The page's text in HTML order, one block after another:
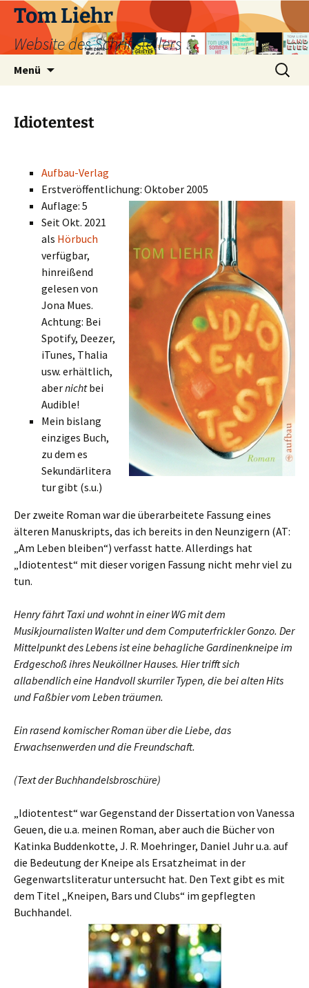
Zum
Inhalt
springen
Tom Liehr
Website des Schriftstellers
Menü
Suchen
nach:
Idiotentest
Aufbau-Verlag
Erstveröffentlichung: Oktober 2005
Auflage: 5
Seit Okt. 2021
als Hörbuch
verfügbar,
hinreißend
gelesen von
Jona Mues.
Achtung: Bei
Spotify, Deezer,
iTunes, Thalia
usw. erhältlich,
abernichtbei
Audible!
Mein bislang
einziges Buch,
zu dem es
Sekundärlitera
tur gibt (s.u.)
Der zweite Roman war die überarbeitete Fassung eines
älteren Manuskripts, das ich bereits in den Neunzigern (AT:
„Am Leben bleiben“) verfasst hatte. Allerdings hat
„Idiotentest“ mit dieser vorigen Fassung nicht mehr viel zu
tun.
Henry fährt Taxi und wohnt in einer WG mit dem
Musikjournalisten Walter und dem Computerfrickler Gonzo. Der
Mittelpunkt des Lebens ist eine behagliche Gardinenkneipe im
Erdgeschoß ihres Neuköllner Hauses. Hier trifft sich
allabendlich eine Handvoll skurriler Typen, die bei alten Hits
und Faßbier vom Leben träumen.
Ein rasend komischer Roman über die Liebe, das
Erwachsenwerden und die Freundschaft.
(Text der Buchhandelsbroschüre)
„Idiotentest“ war Gegenstand der Dissertation von Vanessa
Geuen, die u.a. meinen Roman, aber auch die Bücher von
Katinka Buddenkotte, J. R. Moehringer, Daniel Juhr u.a. auf
die Bedeutung der Kneipe als Ersatzheimat in der
Gegenwartsliteratur untersucht hat. Den Text gibt es mit
dem Titel „Kneipen, Bars und Clubs“ im gepflegten
Buchhandel.